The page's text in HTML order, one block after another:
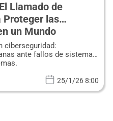
Llamado de
Proteger las
un Mundo
ciberseguridad:
ante fallos de sistemas
25/1/26 8:00